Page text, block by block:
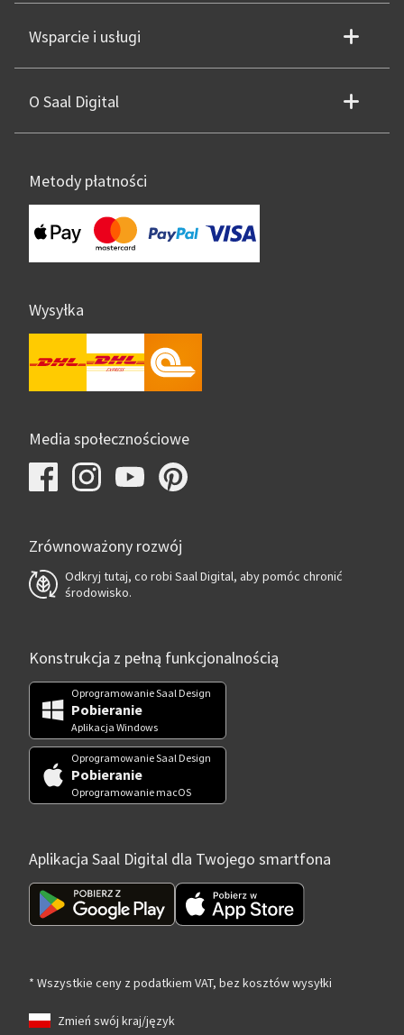
Wsparcie i usługi
O Saal Digital
Metody płatności
Wysyłka
Media społecznościowe
Zrównoważony rozwój
Odkryj tutaj, co robi Saal Digital, aby pomóc chronić
środowisko.
Konstrukcja z pełną funkcjonalnością
Oprogramowanie Saal Design
Pobieranie
Aplikacja Windows
Oprogramowanie Saal Design
Pobieranie
Oprogramowanie macOS
Aplikacja Saal Digital dla Twojego smartfona
* Wszystkie ceny z podatkiem VAT, bez kosztów wysyłki
Zmień swój kraj/język